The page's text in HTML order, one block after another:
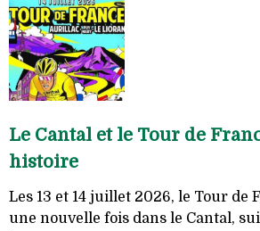
Le Cantal et le Tour de
histoire
Les 13 et 14 juillet 2026, le Tour de
une nouvelle fois dans le Cantal,